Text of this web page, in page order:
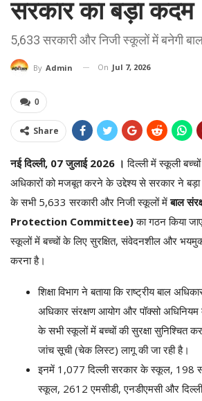
सरकार का बड़ा कदम
5,633 सरकारी और निजी स्कूलों में बनेगी
By Admin On Jul 7, 2026
0
Share
नई दिल्ली, 07जुलाई 2026 ।दिल्ली में स्कूली
अधिकारों को मजबूत करने के उद्देश्य से सरकार ने बड़ा
के सभी 5,633 सरकारी और निजी स्कूलों मेंबाल
Protection Committee)का गठन किया
स्कूलों में बच्चों के लिए सुरक्षित, संवेदनशील और
करना है।
शिक्षा विभाग ने बताया कि राष्ट्रीय बाल
अधिकार संरक्षण आयोग और पॉक्सो अधिनियम
के सभी स्कूलों में बच्चों की सुरक्षा सुनिश्चित
जांच सूची (चेक लिस्ट) लागू की जा रही है।
इनमें 1,077 दिल्ली सरकार के स्कूल, 198
स्कूल, 2612 एमसीडी, एनडीएमसी और